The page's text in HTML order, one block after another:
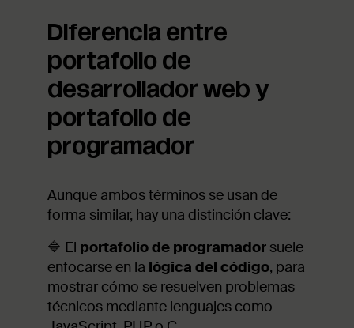
Diferencia entre
portafolio de
desarrollador web y
portafolio de
programador
Aunque ambos términos se usan de
forma similar, hay una distinción clave:
🔷 El portafolio de programador suele
enfocarse en la lógica del código, para
mostrar cómo se resuelven problemas
técnicos mediante lenguajes como